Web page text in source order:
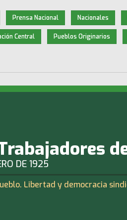
Prensa Nacional Nacionales
Central Pueblos Originarios
DE 1925
Libertad y democracia